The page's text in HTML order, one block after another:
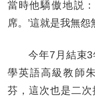
當時他驕傲地説
席。’這就是我無
今年7月結束3
學英語高級教師
芬，這次也是二